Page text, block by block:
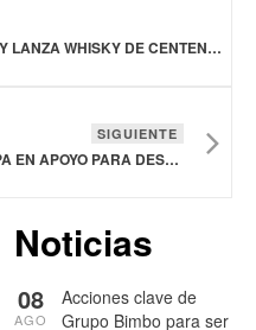
LA WORLD WHISKEY SOCIETY LANZA WHISKY DE CENTENO DE 12 AÑOS ELABORADO EN BARRICAS EX-AWAMORI
SIGUIENTE
FUNDACIÓN COLOMBINA PARTICIPA EN APOYO PARA DESARROLLAR CRECIMIENTO DE LOS EMPRENDEDORES DEL MUNICIPIO TULUÁ
Noticias
Acciones clave de
Grupo Bimbo para ser
08
AGO